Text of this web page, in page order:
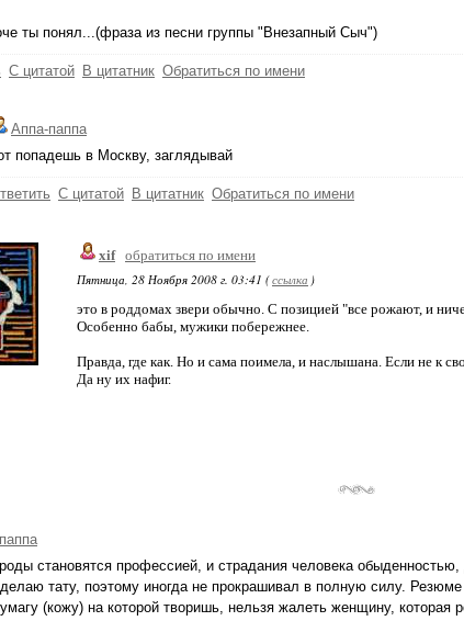
ты понял...(фраза из песни группы "Внезапный Сыч")
С цитатой В цитатник Обратиться по имени
Аппа-паппа
попадешь в Москву, заглядывай
С цитатой В цитатник Обратиться по имени
xif обратиться по имени
Пятница, 28 Ноября 2008 г. 03:41 (ссылка )
это в роддомах звери обычно. С позицией "все рожают, и
Особенно бабы, мужики побережнее.
Правда, где как. Но и сама поимела, и наслышана. Если не к
Да ну их нафиг.
становятся профессией, и страдания человека
тату, поэтому иногда не прокрашивал в полную силу.
(кожу) на которой творишь, нельзя жалеть женщину, которая